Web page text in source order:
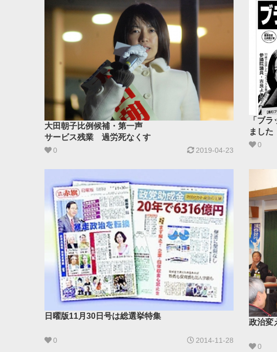
大田朝子比例候補・第一声
サービス残業 過労死なくす
0 2019-04-23
「ブ
ました
0
日曜版11月30日号は総選挙特集
0 2014-11-28
政治変
0